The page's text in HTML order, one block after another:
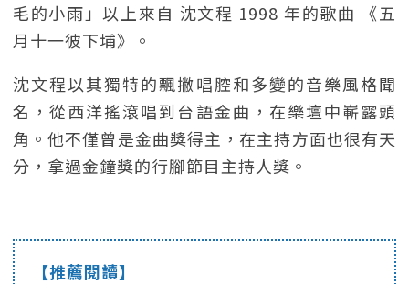
毛的小雨」以上來自 沈文程 1998 年的歌曲 《五
月十一彼下埔》。
沈文程以其獨特的飄撇唱腔和多變的音樂風格聞
名，從西洋搖滾唱到台語金曲，在樂壇中嶄露頭
角。他不僅曾是金曲獎得主，在主持方面也很有天
分，拿過金鐘獎的行腳節目主持人獎。
【推薦閱讀】